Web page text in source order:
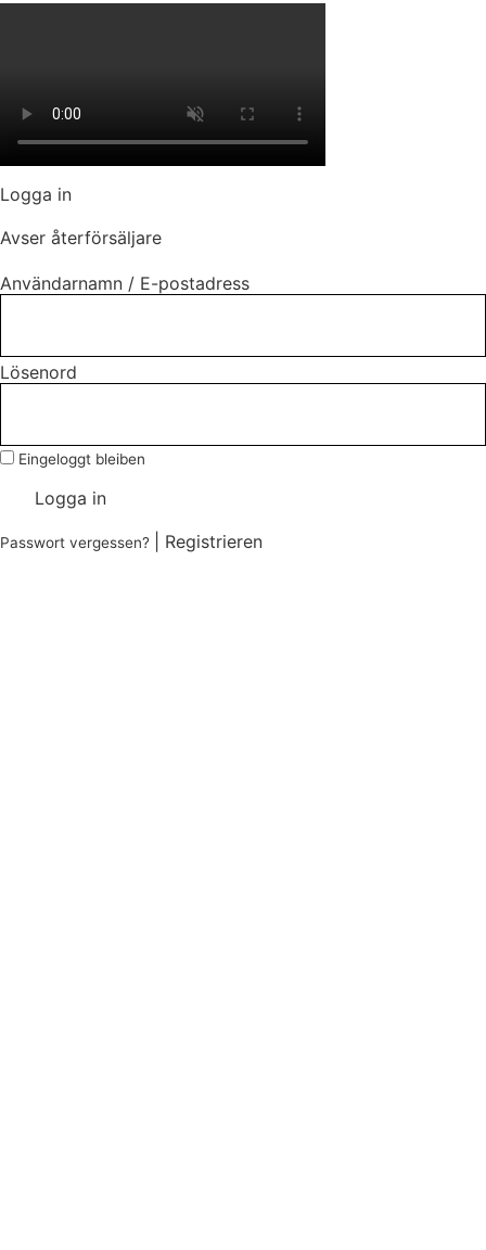
Logga in
Avser återförsäljare
Användarnamn / E-postadress
Lösenord
Eingeloggt bleiben
Logga in
Passwort vergessen? Registrieren